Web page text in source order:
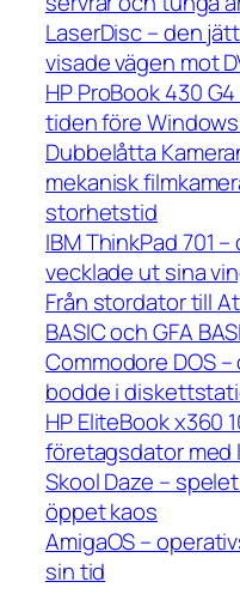
LaserDisc – den
visade vägen mot
HP ProBook 430
tiden före Windows
Dubbelåtta
mekanisk
storhetstid
IBM ThinkPad 701
vecklade ut sina
Från stordator till
BASIC och GFA
Commodore DOS
bodde i
HP EliteBook x360
företagsdator med
Skool Daze –
öppet kaos
AmigaOS –
sin tid